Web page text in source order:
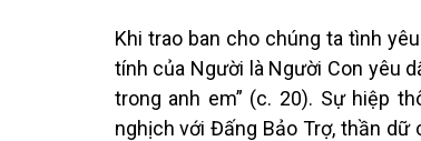
Khi trao ban cho chúng ta tình
tính của Người là Người Con yêu
trong anh em” (c. 20). Sự hiệp
nghịch với Đấng Bảo Trợ, thần